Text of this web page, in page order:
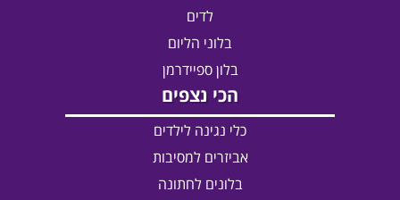
לדים
בלוני הליום
בלון ספיידרמן
הכי נצפים
כלי נגינה לילדים
אביזרים למסיבות
בלונים לחתונה